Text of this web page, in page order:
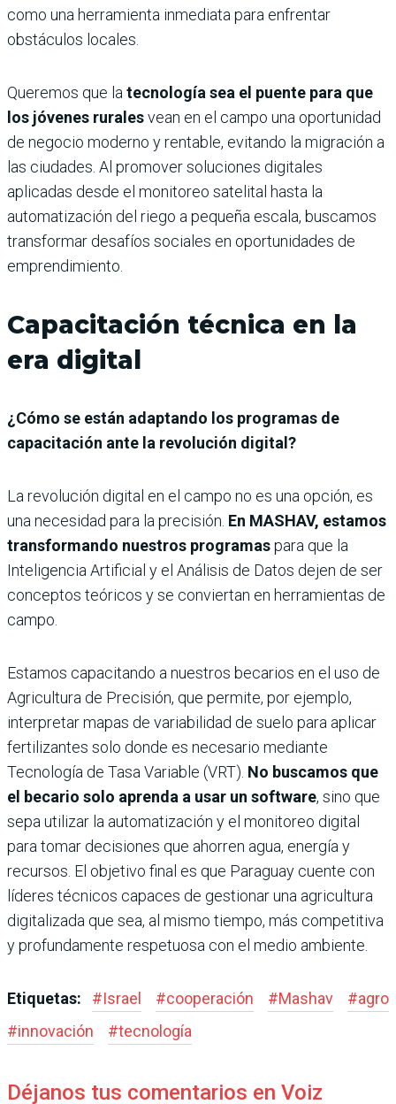
como una herramienta inmediata para enfrentar
obstáculos locales.
Queremos que la tecnología sea el puente para que
los jóvenes ruralesvean en el campo una oportunidad
de negocio moderno y rentable, evitando la migración a
las ciudades. Al promover soluciones digitales
aplicadas desde el monitoreo satelital hasta la
automatización del riego a pequeña escala, buscamos
transformar desafíos sociales en oportunidades de
emprendimiento.
Capacitación técnica en la
era digital
¿Cómo se están adaptando los programas de
capacitación ante la revolución digital?
La revolución digital en el campo no es una opción, es
una necesidad para la precisión. En MASHAV, estamos
transformando nuestros programaspara que la
Inteligencia Artificial y el Análisis de Datos dejen de ser
conceptos teóricos y se conviertan en herramientas de
campo.
Estamos capacitando a nuestros becarios en el uso de
Agricultura de Precisión, que permite, por ejemplo,
interpretar mapas de variabilidad de suelo para aplicar
fertilizantes solo donde es necesario mediante
Tecnología de Tasa Variable (VRT). No buscamos que
el becario solo aprenda a usar un software, sino que
sepa utilizar la automatización y el monitoreo digital
para tomar decisiones que ahorren agua, energía y
recursos. El objetivo final es que Paraguay cuente con
líderes técnicos capaces de gestionar una agricultura
digitalizada que sea, al mismo tiempo, más competitiva
y profundamente respetuosa con el medio ambiente.
Etiquetas: #Israel #cooperación #Mashav #agro
#innovación #tecnología
Déjanos tus comentarios en Voiz